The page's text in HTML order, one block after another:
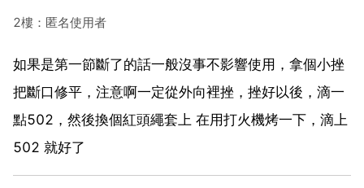
2樓：匿名使用者
如果是第一節斷了的話一般沒事不影響使用，拿個小挫
把斷口修平，注意啊一定從外向裡挫，挫好以後，滴一
點502，然後換個紅頭繩套上 在用打火機烤一下，滴上
502 就好了